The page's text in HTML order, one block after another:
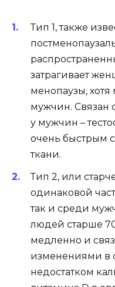
Тип 1, также
затрагивает
менопаузы,
мужчин. Связан
у мужчин –
очень быстрым
ткани.
Тип 2, или
одинаковой
так и среди
людей старше
медленно и
изменениями в
недостатком